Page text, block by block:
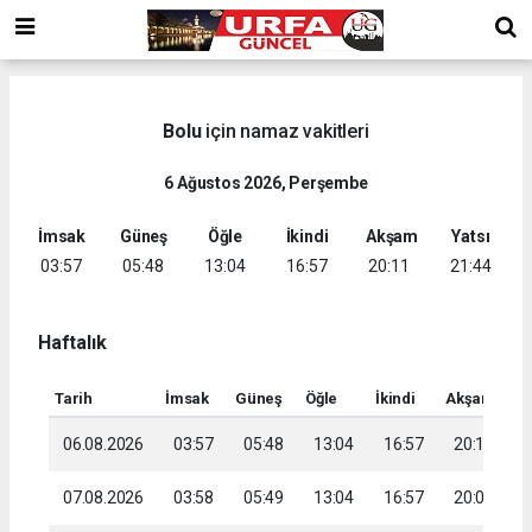
Boluiçin namaz vakitleri
6 Ağustos 2026, Perşembe
İmsak
03:57
Güneş
05:48
Öğle
13:04
İkindi
16:57
Akşam
20:11
Yatsı
21:44
Haftalık
Tarih İmsak Güneş Öğle İkindi Akşam
06.08.2026 03:57 05:48 13:04 16:57 20:11
07.08.2026 03:58 05:49 13:04 16:57 20:09